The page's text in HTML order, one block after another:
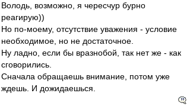
Володь, возможно, я чересчур бурно
реагирую))
Но по-моему, отсутствие уважения - условие
необходимое, но не достаточное.
Ну ладно, если бы вразнобой, так нет же - как
сговорились.
Сначала обращаешь внимание, потом уже
ждешь. И дожидаешься.